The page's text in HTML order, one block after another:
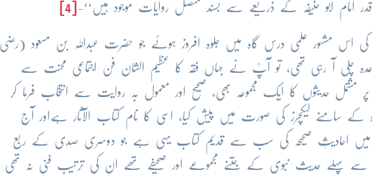
امام ابو حنیفہ کے ذریعے سے بسند متصل روایات موجود ہیں‘‘-
جامع کوفہ کی اس مشہور علمی درس گاہ میں جلوہ افروز ہوئے جو حضرت عبداللہ بن مسعود (رضی
چلی آ رہی تھی، تو آپؒ نے جہاں فقہ کا عظیم الشان فن اجتماعی محنت سے
مشتمل حدیثوں کا ایک مجموعہ بھی، صحیح اور معمول بہ روایت سے انتخاب فرما کر
کے سامنے لیکچرز کی صورت میں پیش کیا، اسی کا نام کتاب الآثار ہےاور آج
میں احادیثِ صحیحہ کی سب سے قدیم کتاب یہی ہے جو دوسری صدی کے ربع
سے پہلے حدیث نبوی کے جتنے مجموعے اور صحیفے تھے ان کی ترتیب فنی نہ تھی